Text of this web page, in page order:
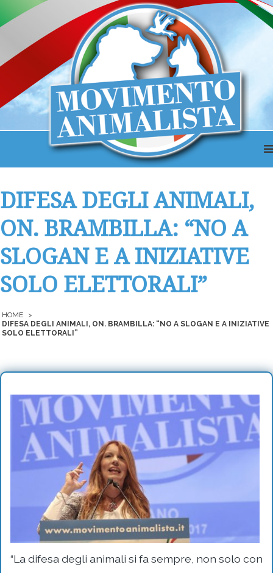
DIFESA DEGLI ANIMALI,
ON. BRAMBILLA: “NO A
SLOGAN E A INIZIATIVE
SOLO ELETTORALI”
HOME
>
DIFESA DEGLI ANIMALI, ON. BRAMBILLA: “NO A SLOGAN E A INIZIATIVE
SOLO ELETTORALI”
“La difesa degli animali si fa sempre, non solo con